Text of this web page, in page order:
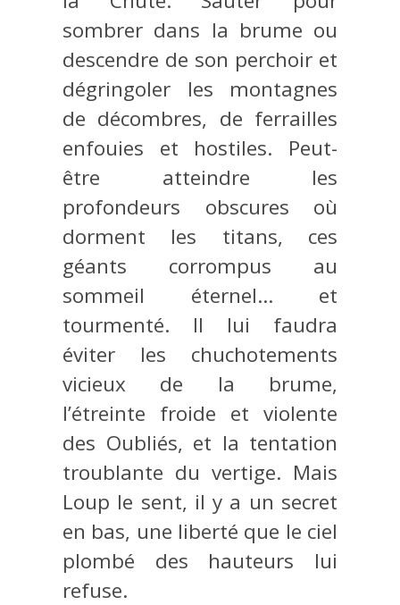
sombrer dans la brume ou
descendre de son perchoir et
dégringoler les montagnes
de décombres, de ferrailles
enfouies et hostiles. Peut-
être atteindre les
profondeurs obscures où
dorment les titans, ces
géants corrompus au
sommeil éternel… et
tourmenté. Il lui faudra
éviter les chuchotements
vicieux de la brume,
l’étreinte froide et violente
des Oubliés, et la tentation
troublante du vertige. Mais
Loup le sent, il y a un secret
en bas, une liberté que le ciel
plombé des hauteurs lui
refuse.